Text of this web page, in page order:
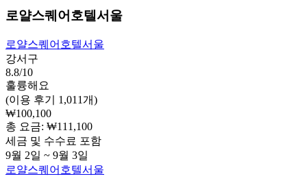
로얄스퀘어호텔서울
로얄스퀘어호텔서울
강서구
8.8/10
훌륭해요
(이용 후기 1,011개)
₩100,100
총 요금: ₩111,100
세금 및 수수료 포함
9월 2일 ~ 9월 3일
로얄스퀘어호텔서울